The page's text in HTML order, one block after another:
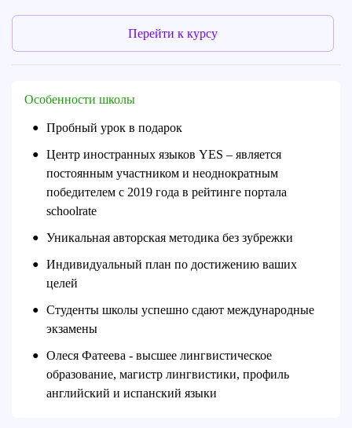
Перейти к курсу
Особенности школы
● Пробный урок в подарок
●
Центр иностранных языков YES – является
постоянным участником и неоднократным
победителем с 2019 года в рейтинге портала
schoolrate
● Уникальная авторская методика без зубрежки
●
Индивидуальный план по достижению ваших
целей
●
Студенты школы успешно сдают международные
экзамены
●
Олеся Фатеева - высшее лингвистическое
образование, магистр лингвистики, профиль
английский и испанский языки